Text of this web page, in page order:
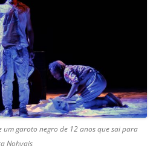
um garoto negro de 12 anos que sai para
Nohvais